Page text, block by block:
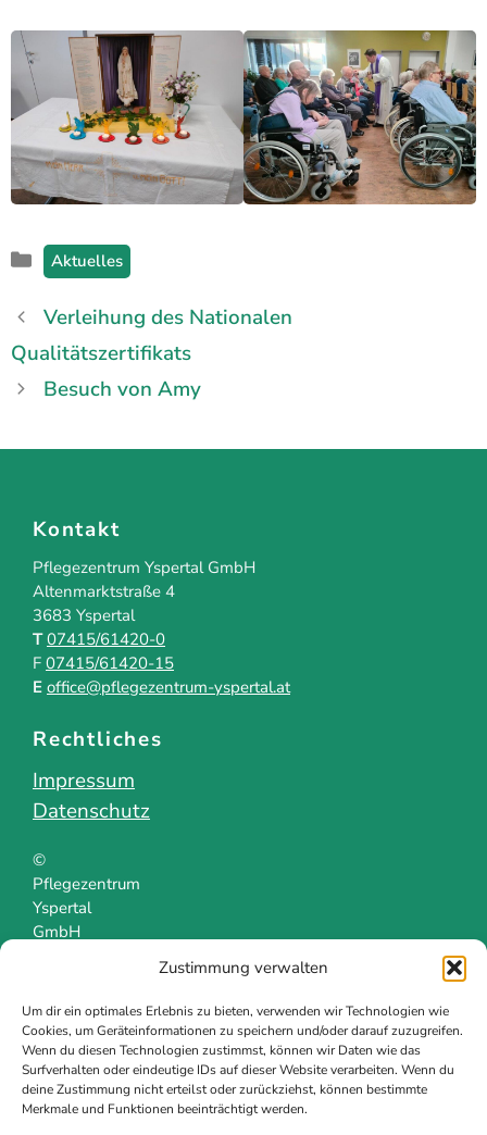
Zustimmung verwalten
Um dir ein optimales Erlebnis zu bieten, verwenden wir Technologien wie
Cookies, um Geräteinformationen zu speichern und/oder darauf zuzugreifen.
Wenn du diesen Technologien zustimmst, können wir Daten wie das
Surfverhalten oder eindeutige IDs auf dieser Website verarbeiten. Wenn du
deine Zustimmung nicht erteilst oder zurückziehst, können bestimmte
Merkmale und Funktionen beeinträchtigt werden.
Kategorien
Aktuelles
Verleihung des Nationalen
Qualitätszertifikats
Besuch von Amy
Kontakt
Pflegezentrum Yspertal GmbH
Altenmarktstraße 4
3683 Yspertal
T 07415/61420-0
F 07415/61420-15
E office@pflegezentrum-yspertal.at
Rechtliches
Impressum
Datenschutz
©
Pflegezentrum
Yspertal
GmbH